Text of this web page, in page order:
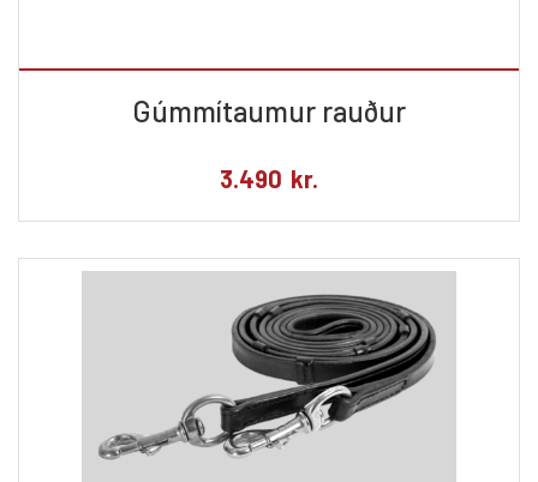
Gúmmítaumur rauður
3.490 kr.